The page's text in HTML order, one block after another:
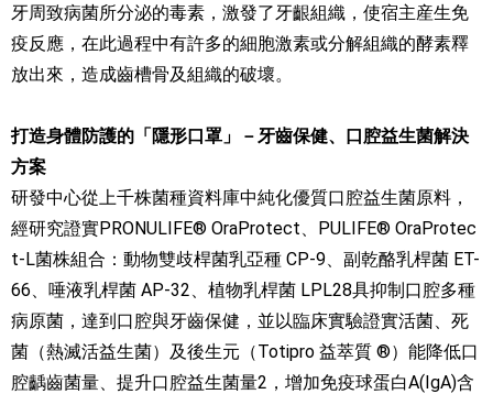
牙周致病菌所分泌的毒素，激發了牙齦組織，使宿主産生免
疫反應，在此過程中有許多的細胞激素或分解組織的酵素釋
放出來，造成齒槽骨及組織的破壞。
打造身體防護的「隱形口罩」－牙齒保健、口腔益生菌解決
方案
研發中心從上千株菌種資料庫中純化優質口腔益生菌原料，
經研究證實PRONULIFE® OraProtect、PULIFE® OraProtec
t-L菌株組合：動物雙歧桿菌乳亞種 CP-9、副乾酪乳桿菌 ET-
66、唾液乳桿菌 AP-32、植物乳桿菌 LPL28具抑制口腔多種
病原菌，達到口腔與牙齒保健，並以臨床實驗證實活菌、死
菌（熱滅活益生菌）及後生元（Totipro 益萃質 ®）能降低口
腔齲齒菌量、提升口腔益生菌量2，增加免疫球蛋白A(IgA)含